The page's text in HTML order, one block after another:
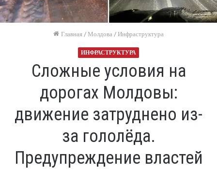
Главная /Молдова /Инфраструктура
ИНФРАСТРУКТУРА
Сложные условия на
дорогах Молдовы:
движение затруднено из-
за гололёда.
Предупреждение властей